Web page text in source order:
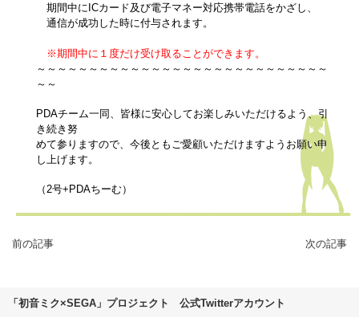
期間中にICカード及び電子マネー対応携帯電話をかざし、
通信が成功した時に付与されます。
※期間中に１度だけ受け取ることができます。
～～～～～～～～～～～～～～～～～～～～～～～～～～～～
～～
PDAチーム一同、皆様に安心してお楽しみいただけるよう、引
き続き努
めて参りますので、今後ともご愛顧いただけますようお願い申
し上げます。
（2号+PDAちーむ）
前の記事 次の記事
「初音ミク×SEGA」プロジェクト 公式Twitterアカウント